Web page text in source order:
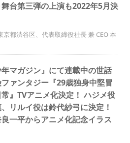
台第三弾の上演も2022年5月決
都渋谷区、代表取締役社長 兼 CEO 本
年マガジン』にて連載中の世話
ァンタジー『29歳独身中堅冒
』TVアニメ化決定！ ハジメ役
リルイ役は鈴代紗弓に決定！
一平からアニメ化記念イラス